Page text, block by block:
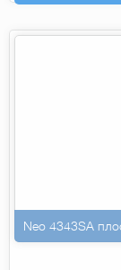
Neo 4343SA